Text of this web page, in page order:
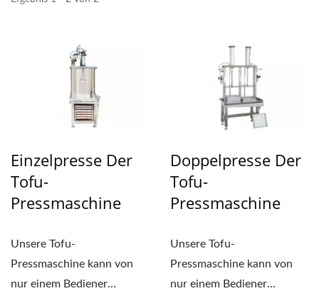
Einzelpresse Der
Tofu-
Pressmaschine
Unsere Tofu-
Pressmaschine kann von
nur einem Bediener
Doppelpresse Der
Tofu-
Pressmaschine
Unsere Tofu-
Pressmaschine kann von
nur einem Bediener